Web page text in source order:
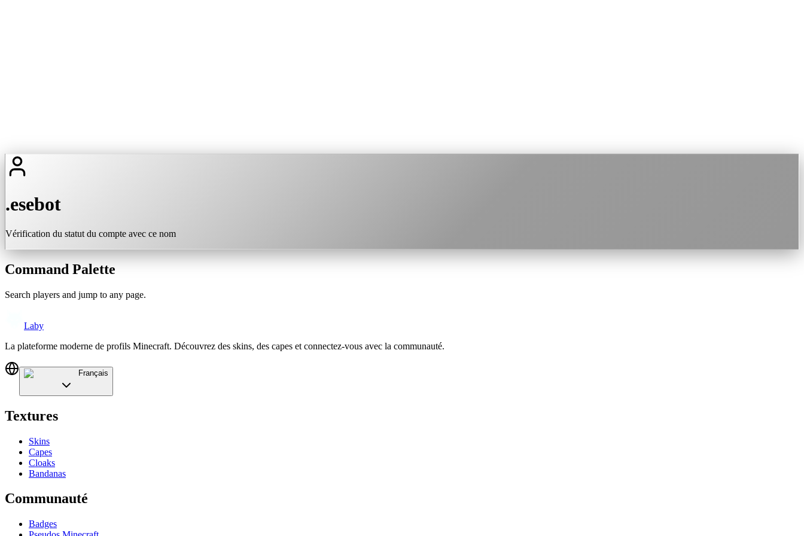
.esebot
Vérification du statut du compte avec ce nom
Command Palette
Search players and jump to any page.
Laby
La plateforme moderne de profils Minecraft. Découvrez des skins, des capes et connectez-vous avec la communauté.
Français
Textures
Skins
Capes
Cloaks
Bandanas
Communauté
Badges